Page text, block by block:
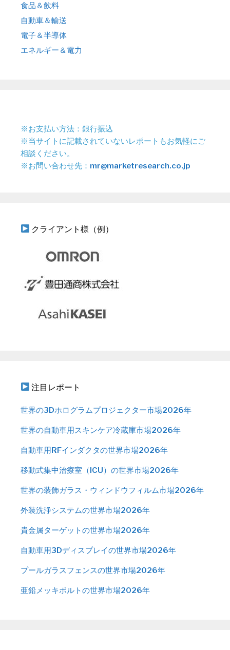
食品＆飲料
自動車＆輸送
電子＆半導体
エネルギー＆電力
※お支払い方法：銀行振込
※当サイトに記載されていないレポートもお気軽にご
相談ください。
※お問い合わせ先： mr@marketresearch.co.jp
クライアント様（例）
注目レポート
世界の3Dホログラムプロジェクター市場2026年
世界の自動車用スキンケア冷蔵庫市場2026年
自動車用RFインダクタの世界市場2026年
移動式集中治療室（ICU）の世界市場2026年
世界の装飾ガラス・ウィンドウフィルム市場2026年
外装洗浄システムの世界市場2026年
貴金属ターゲットの世界市場2026年
自動車用3Dディスプレイの世界市場2026年
プールガラスフェンスの世界市場2026年
亜鉛メッキボルトの世界市場2026年